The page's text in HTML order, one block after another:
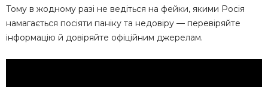
Тому в жодному разі не ведіться на фейки, якими Росія
намагається посіяти паніку та недовіру — перевіряйте
інформацію й довіряйте офіційним джерелам.